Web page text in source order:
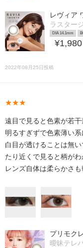
レヴィア
ラスター
DIA 14.1mm
¥1,980
2022年08月25日投稿
★★★
遠目で見ると色素が若
明るすぎずで色素薄い
白目が透けることは無
たり近くで見ると柄が
レンズ自体は柔らかさ
プリモク
曖昧テレ